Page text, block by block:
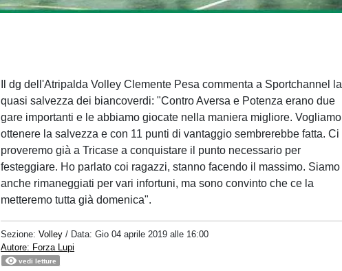
Il dg dell'Atripalda Volley Clemente Pesa commenta a Sportchannel la
quasi salvezza dei biancoverdi: "Contro Aversa e Potenza erano due
gare importanti e le abbiamo giocate nella maniera migliore. Vogliamo
ottenere la salvezza e con 11 punti di vantaggio sembrerebbe fatta. Ci
proveremo già a Tricase a conquistare il punto necessario per
festeggiare. Ho parlato coi ragazzi, stanno facendo il massimo. Siamo
anche rimaneggiati per vari infortuni, ma sono convinto che ce la
metteremo tutta già domenica".
Sezione:Volley / Data:Gio 04 aprile 2019 alle 16:00
Autore: Forza Lupi
vedi letture